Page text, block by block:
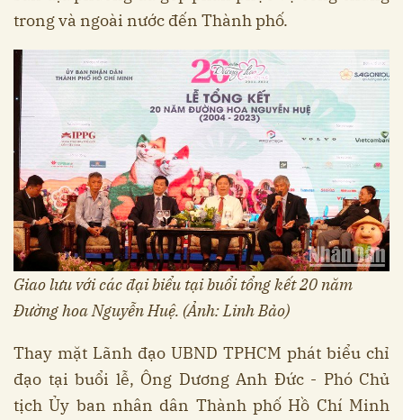
trong và ngoài nước đến Thành phố.
Giao lưu với các đại biểu tại buổi tổng kết 20 năm
Đường hoa Nguyễn Huệ. (Ảnh: Linh Bảo)
Thay mặt Lãnh đạo UBND TPHCM phát biểu chỉ
đạo tại buổi lễ, Ông Dương Anh Đức - Phó Chủ
tịch Ủy ban nhân dân Thành phố Hồ Chí Minh